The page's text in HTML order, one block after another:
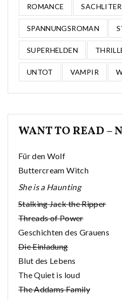
ROMANCE
SPANNUNGSROMAN
SUPERHELDEN
UNTOT VAMPIR
WANT TO READ –
Für den Wolf
Buttercream Witch
She is a Haunting
Stalking Jack the Ripper
Threads of Power
Geschichten des Grauens
Die Einladung
Blut des Lebens
The Quiet is loud
The Addams Family